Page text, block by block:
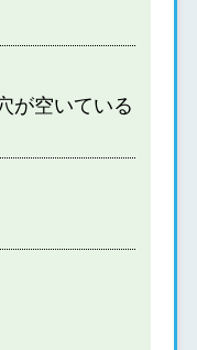
が空いている